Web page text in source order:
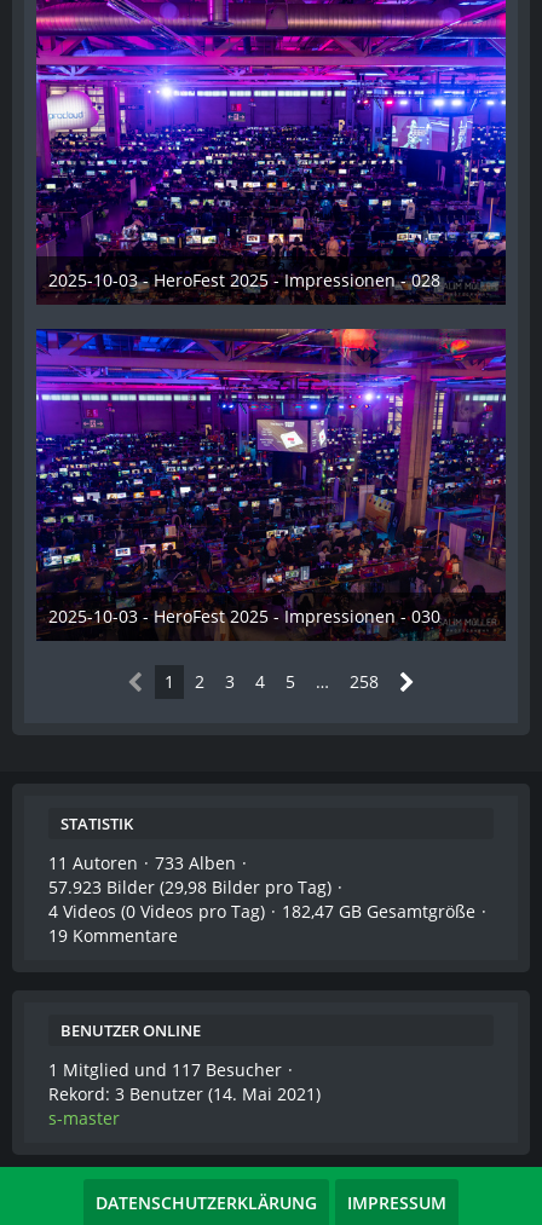
2025-10-03 - HeroFest 2025 - Impressionen - 028
21. Oktober 2025
2025-10-03 - HeroFest 2025 - Impressionen - 030
21. Oktober 2025
1 2 3 4 5 … 258
STATISTIK
11 Autoren
733 Alben
57.923 Bilder (29,98 Bilder pro Tag)
4 Videos (0 Videos pro Tag)
182,47 GB Gesamtgröße
19 Kommentare
BENUTZER ONLINE
1 Mitglied und 117 Besucher
Rekord: 3 Benutzer (14. Mai 2021)
s-master
DATENSCHUTZERKLÄRUNG IMPRESSUM